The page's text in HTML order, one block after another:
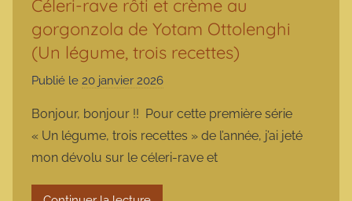
Céleri-rave rôti et crème au
gorgonzola de Yotam Ottolenghi
(Un légume, trois recettes)
Publié le 20 janvier 2026
r
m
a
Bonjour, bonjour !! Pour cette première série
« Un légume, trois recettes » de l’année, j’ai jeté
mon dévolu sur le céleri-rave et